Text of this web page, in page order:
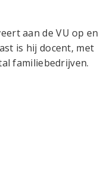
aan de VU op en
is hij docent, met
familiebedrijven.